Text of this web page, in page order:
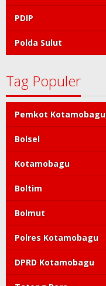
PDIP
Polda Sulut
Tag Populer
Pemkot Kotamobagu
Bolsel
Kotamobagu
Boltim
Bolmut
Polres Kotamobagu
DPRD Kotamobagu